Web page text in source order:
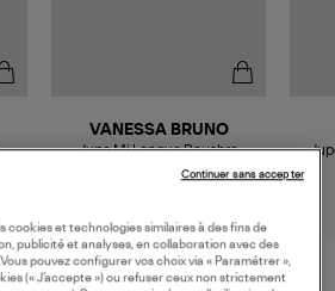
290,00 €
VANESSA BRUNO
Jupe Mi Longue Boushra
cookies et technologies similaires à des fins de
publicité et analyses, en collaboration avec des
pouvez configurer vos choix via « Paramétrer »,
(« J’accepte ») ou refuser ceux non strictement
Continuer sans accepter